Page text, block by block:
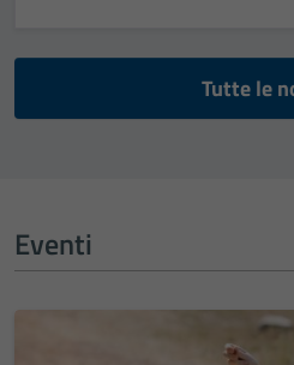
Tutte le
Eventi